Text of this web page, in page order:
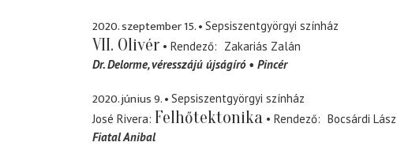
2020. szeptember 15. Sepsiszentgyörgyi színház
VII. Olivér Rendező
Zakariás Zalán
Dr. Delorme véresszájú újságíró Pincér
2020. június 9.
Sepsiszentgyörgyi színház
José Rivera Felhőtektonika Rendező
Bocsárdi
Fiatal Anibal